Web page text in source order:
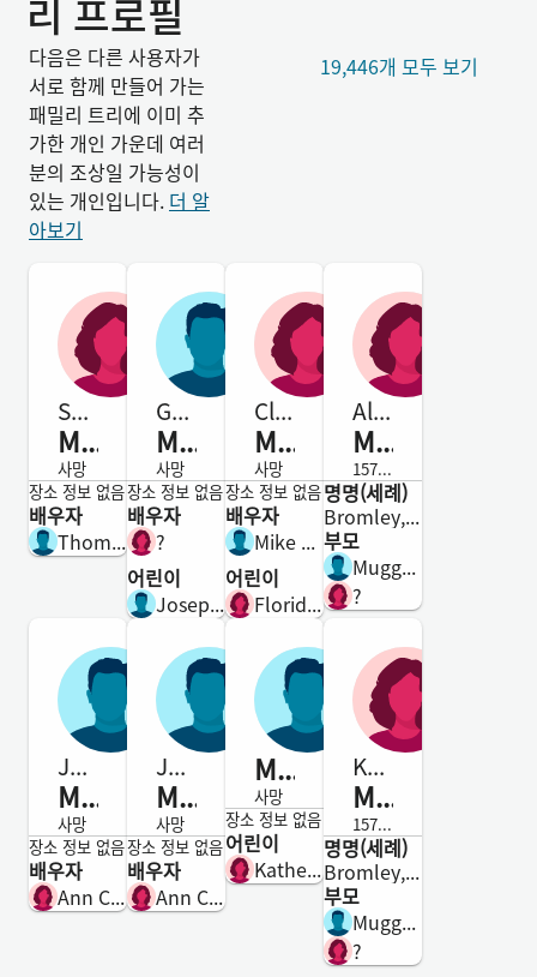
리 프로필
다음은 다른 사용자가
서로 함께 만들어 가는
패밀리 트리에 이미 추
가한 개인 가운데 여러
분의 조상일 가능성이
있는 개인입니다. 더 알
아보기
19,446개 모두 보기
Sarah
Muggage
사망
여성
장소 정보 없음
배우자
Thomas Packwood
George
Muggage
사망
남성
장소 정보 없음
배우자
?
어린이
Joseph Muggage
Clara
Muggage
사망
여성
장소 정보 없음
배우자
Mike Hardy
어린이
Florida Hardy Farrier
Alice
Muggage
1579-사망
여성
명명(세례)
Bromley, Kent, England
부모
Muggage
?
Johannes
Muggage
사망
남성
장소 정보 없음
배우자
Ann Craffelde
Johannes
Muggage
사망
남성
장소 정보 없음
배우자
Ann Craffelde
Muggage
사망
남성
장소 정보 없음
어린이
Katherin Muggage
Katherin
Muggage
1579-사망
여성
명명(세례)
Bromley, Kent, England
부모
Muggage
?